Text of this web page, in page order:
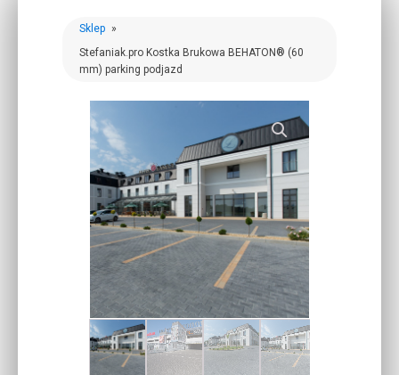
Sklep »
Stefaniak.pro Kostka Brukowa BEHATON® (60
mm) parking podjazd